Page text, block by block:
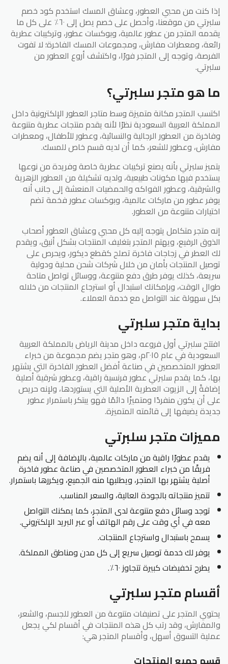
إذا كنت من محبي العطور، وعشاق المسك استخدم كود خصم
سلبرتي من موقعنا، وأحصل على خصم يصل إلى ٦٠٪ على كل ما
يقدمه المتجر من عطور عالمية، وبوكسات عطور، وتركيبات عطرية
رائعة، ومعطرات مفارش، ومجموعات المسك الفاخرة؛ لا تفوت
الفرصة، وتوجه إلى المتجر فورًا، واكتشف أروع العطور من
سلبرتي.
ما هو متجر سلبرتي؟
اكتسب المتجر مكانة متميزة وسط متاجر العطور الإلكترونية داخل
المملكة العربية السعودية نظرًا لأنه يقدم منتجات عطرية متنوعة
وفاخرة من العطور الرجالية والنسائية، وعطور للأطفال، ومعطرات
مفارش، وعطور للشعر، كما أن لديه قسم خاص للمسك.
يتميز سلبرتي بأنه يصنع تركيبات عطرية خاصة وفريدة من نوعها
يستخدم فيها مكونات طبيعية، ولديه تشكيلة من العطور الزهرية
والشرقية، وعطور الفواكه والحمضيات المنعشة إلى جانب أنه
يوفر عطور من ماركات عالمية، وبوكسات عطور فخمة تضم
اختيارات متنوعة من العطور.
إنه متجر متكامل يتوجه إليه كل محبي وعشاق العطور أصحاب
الذوق الرفيع، ويهتم المتجر بتغليف المنتجات بشكل أنيق، ويقدم
لك العطر في زجاجات فاخرة تصلح كقطع ديكور، ويحرص على
توصيل المنتجات بأمان من خلال شركات شحن محلية ودولية
سريعة، كذلك يوفر طرق دفع متنوعة، ووسائل تواصل متاحة
طوال الوقت، وبإمكانك استبدال أو استرجاع المنتجات من خلاله
بكل سهولة عند التواصل مع خدمة العملاء.
بداية متجر سلبرتي
افتتح سلبرتي أول فروعه داخل مدينة الرياض بالمملكة العربية
السعودية في عام ٢٠١٥م، وهو متجر يضم مجموعة من خبراء
العطور المتخصصين في صناعة أفضل العطور الفاخرة التي يشتهر
بها، كما يقدم سلبرتي عطور فرنسية راقية، وعطور شرقية أصلية
إضافةً إلى الزيوت العطرية الأصلية التي يستوردها، ولإنه حريص
على أن يكون منفردًا ومتميزًا دائمًا فهو يبتكر باستمرار عطور
جديدة يضيفها إلى قائمته المتميزة.
مميزات متجر سلبرتي
يقدم عطورًا راقية من ماركات عالمية، بالإضافة إلى أنه يضم
فريقًا من خبراء العطور المتخصصين في صناعة عطور فاخرة
أصلية يشتهر بها المتجر، ويطلبها منه الجميع، ويكررها باستمرار.
تتميز منتجاته بالجودة العالية، والسعر المناسب.
توجد وسائل دفع متنوعة لدى المتجر، كما يمكنك التواصل
معه في أي وقت على رقم الهاتف أو عبر البريد الإلكتروني.
يسمح باستبدال واسترجاع المنتجات.
يوفر لك خدمة توصيل سريع إلى كل مدن ومناطق المملكة.
يطرح تخفيضات كبيرة تتجاوز ٦٠٪.
أقسام متجر سلبرتي
يحتوي المتجر على تصنيفات متنوعة من العطور للجسم، والشعر،
والمفارش، وقد رتب كل هذه المنتجات في أقسام لكي يجعل
عملية التسوق أسهل، وأقسام المتجر هي:
قسم جميع المنتجات